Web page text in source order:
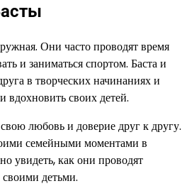
Они часто проводят время
и заниматься спортом. Баста и
в творческих начинаниях и
вдохновить своих детей.
любовь и доверие друг к другу.
семейными моментами в
увидеть, как они проводят
детьми.